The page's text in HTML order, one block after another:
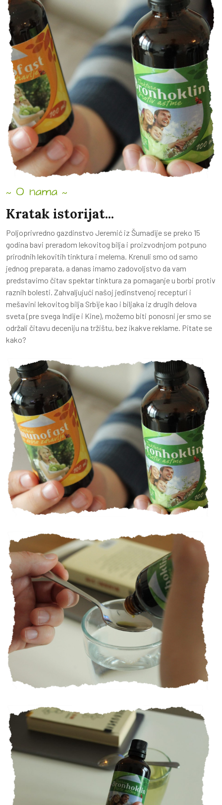
O nama
Kratak istorijat...
Poljoprivredno gazdinstvo Jeremić iz Šumadije se preko 15
godina bavi preradom lekovitog bilja i proizvodnjom potpuno
prirodnih lekovitih tinktura i melema. Krenuli smo od samo
jednog preparata, a danas imamo zadovoljstvo da vam
predstavimo čitav spektar tinktura za pomaganje u borbi protiv
raznih bolesti. Zahvaljujući našoj jedinstvenoj recepturi i
mešavini lekovitog bilja Srbije kao i biljaka iz drugih delova
sveta (pre svega Indije i Kine), možemo biti ponosni jer smo se
održali čitavu deceniju na tržištu, bez ikakve reklame. Pitate se
kako?